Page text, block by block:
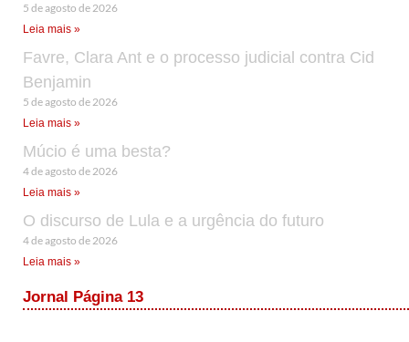
5 de agosto de 2026
Leia mais »
Favre, Clara Ant e o processo judicial contra Cid
Benjamin
5 de agosto de 2026
Leia mais »
Múcio é uma besta?
4 de agosto de 2026
Leia mais »
O discurso de Lula e a urgência do futuro
4 de agosto de 2026
Leia mais »
Jornal Página 13